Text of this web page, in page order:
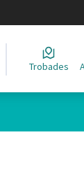
Trobades